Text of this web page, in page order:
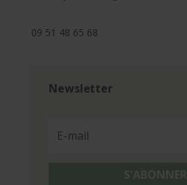
09 51 48 65 68
Newsletter
S'ABONNER